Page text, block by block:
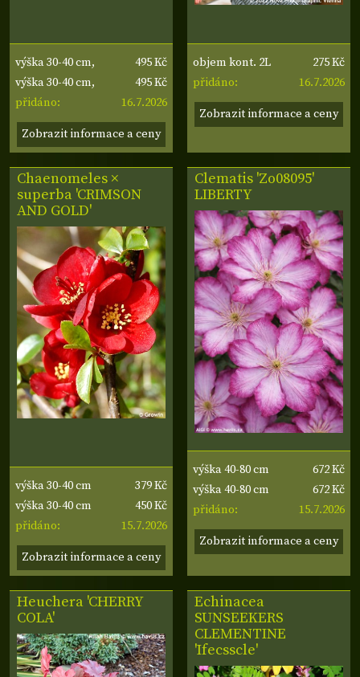
výška 30-40 cm,
šířka 20-30 cm
495 Kč
výška 30-40 cm,
šířka 20-30 cm
495 Kč
přidáno:
16.7.2026
Zobrazit informace a ceny
objem kont. 2L
275 Kč
přidáno:
16.7.2026
Zobrazit informace a ceny
Chaenomeles ×
superba 'CRIMSON
AND GOLD'
výška 30-40 cm
379 Kč
výška 30-40 cm
450 Kč
přidáno:
15.7.2026
Zobrazit informace a ceny
Clematis 'Zo08095'
LIBERTY
výška 40-80 cm
672 Kč
výška 40-80 cm
672 Kč
přidáno:
15.7.2026
Zobrazit informace a ceny
Heuchera 'CHERRY
COLA'
Echinacea
SUNSEEKERS
CLEMENTINE
'Ifecsscle'